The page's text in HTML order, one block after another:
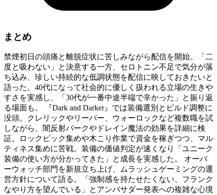
まとめ
禁煙初日の頭痛と離脱症状に苦しみながら配信を開始。「二
度と吸わない」と決意する一方、セロトニン不足で気分が落
ち込み、珍しい持続的な低調状態を配信に映しておきたいと
語った。40代になって社会的に優しく扱われる立場の生きや
すさを実感し、「30代が一番中途半端で辛かった」と振り返
る場面も。 『Dark and Darker』では装備選別とビルド調整に
没頭。クレリックやリーパー、ウォーロックなど複数職を試
しながら、闇反射パークやドレイン魔法の効果を詳細に検
証。ロックピック集めや木こり作業で資金を稼ぎつつ、マル
ティネス集めに苦戦。装備の価値判定が速くなり「ユニーク
装備の使い方が分かってきた」と成長を実感した。 オーバ
ーウォッチ部門を新規立ち上げ、ムラッシュゲーミングの運
営方針について語る。「強制感を持たせたくない、フランク
なやり方を望んでいる」とアンバサダー発表への複雑な心境